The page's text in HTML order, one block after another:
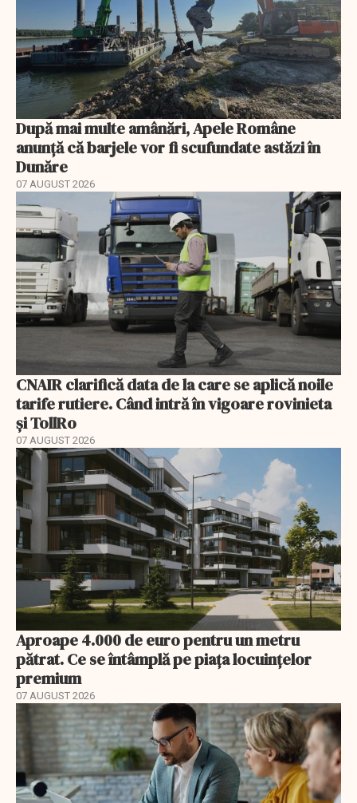
După mai multe amânări, Apele Române
anunță că barjele vor fi scufundate astăzi în
Dunăre
07 AUGUST 2026
CNAIR clarifică data de la care se aplică noile
tarife rutiere. Când intră în vigoare rovinieta
și TollRo
07 AUGUST 2026
Aproape 4.000 de euro pentru un metru
pătrat. Ce se întâmplă pe piața locuințelor
premium
07 AUGUST 2026